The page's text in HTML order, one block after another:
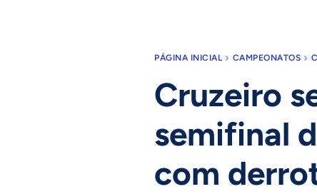
PÁGINA INICIAL CAMPEONATOS
Cruzeiro
semifinal
com